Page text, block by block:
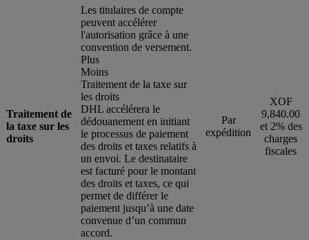
Traitement de
la taxe sur les
droits
Les titulaires de compte
peuvent accélérer
l'autorisation grâce à une
convention de versement.
Plus
Moins
Traitement de la taxe sur
les droits
DHL accélérera le
dédouanement en initiant
le processus de paiement
des droits et taxes relatifs à
un envoi. Le destinataire
est facturé pour le montant
des droits et taxes, ce qui
permet de différer le
paiement jusqu’à une date
convenue d’un commun
accord.
Par
expédition
XOF
9,840.00
et 2% des
charges
fiscales